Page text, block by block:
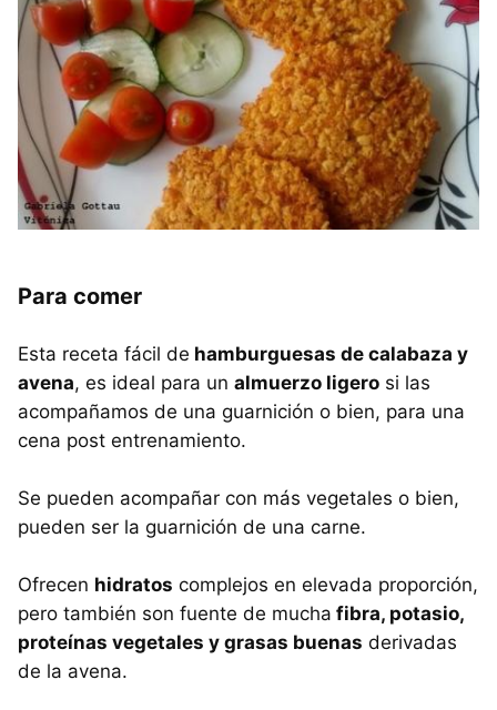
Para comer
Esta receta fácil de hamburguesas de calabaza y
avena, es ideal para un almuerzo ligero si las
acompañamos de una guarnición o bien, para una
cena post entrenamiento.
Se pueden acompañar con más vegetales o bien,
pueden ser la guarnición de una carne.
Ofrecen hidratos complejos en elevada proporción,
pero también son fuente de mucha fibra, potasio,
proteínas vegetales y grasas buenas derivadas
de la avena.